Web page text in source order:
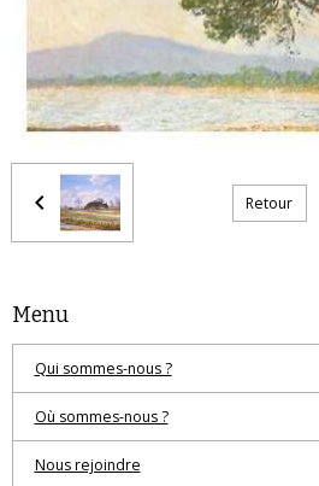
Retour
Menu
Qui sommes-nous ?
Où sommes-nous ?
Nous rejoindre